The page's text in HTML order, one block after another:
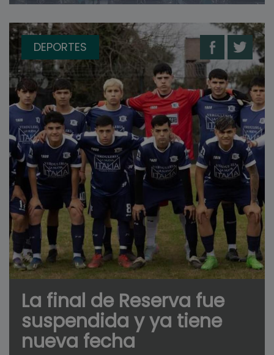
DEPORTES
La final de Reserva fue
suspendida y ya tiene
nueva fecha